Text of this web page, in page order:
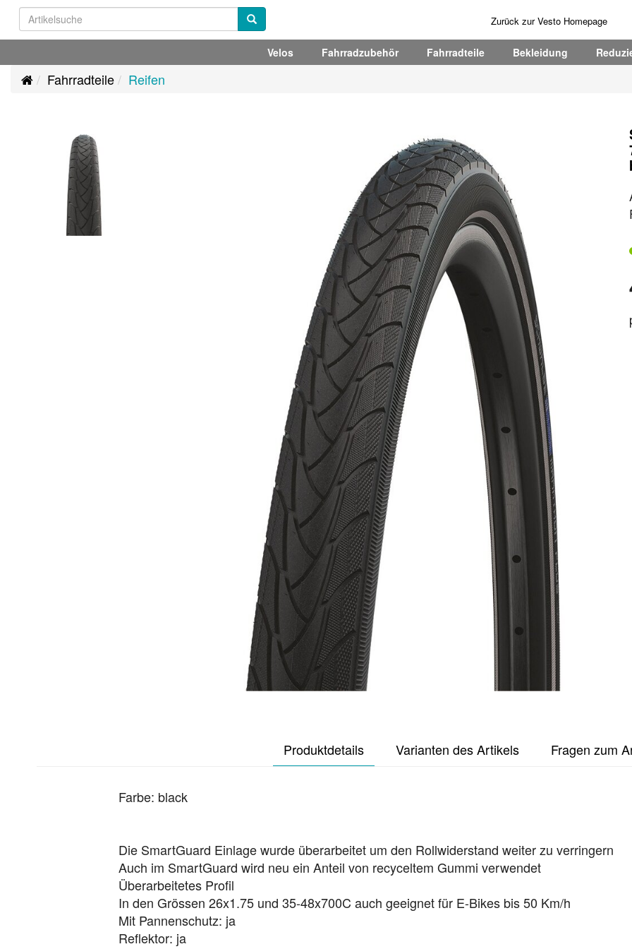
Zurück zur Vesto Homepage
Velos Fahrradzubehör Fahrradteile Bekleidung
Fahrradteile Reifen
Produktdetails Varianten des Artikels Fragen zum
Farbe: black
Die SmartGuard Einlage wurde überarbeitet um den Rollwiderstand weiter zu verringern
Auch im SmartGuard wird neu ein Anteil von recyceltem Gummi verwendet
Überarbeitetes Profil
In den Grössen 26x1.75 und 35-48x700C auch geeignet für E-Bikes bis 50 Km/h
Mit Pannenschutz: ja
Reflektor: ja